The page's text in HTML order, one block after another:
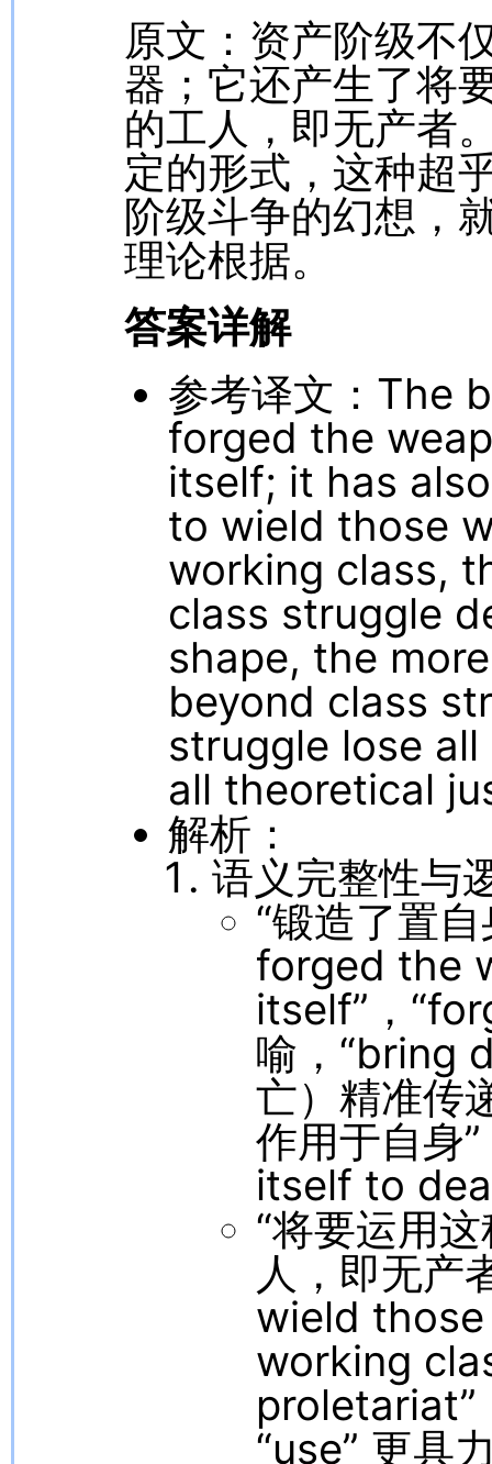
原文：资产阶级不
器；它还产生了将
的工人，即无产者
定的形式，这种超
阶级斗争的幻想，
理论根据。
答案详解
参考译文：The
forged the
itself; it has
to wield those
working class,
class struggle
shape, the
beyond class
struggle lose
all theoretical
解析：
语义完整性与
“锻造了置
forged the
itself”，
喻，“bring
亡）精准传
作用于自身
itself to
“将要运用
人，即无产
wield
working
proletariat”
“use” 更具